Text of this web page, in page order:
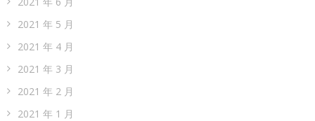
2021 年 5 月
2021 年 4 月
2021 年 3 月
2021 年 2 月
2021 年 1 月